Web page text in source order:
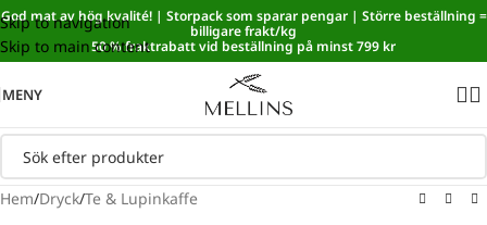
Skip to navigation
Skip to main content
Sänkt matmoms! I kassan dras automatiskt 5,35 % av från alla
varor.
God mat av hög kvalité! | Storpack som sparar pengar | Större beställning =
billigare frakt/kg
50 % fraktrabatt vid beställning på minst 799 kr
MENY
Hem/Dryck/Te & Lupinkaffe